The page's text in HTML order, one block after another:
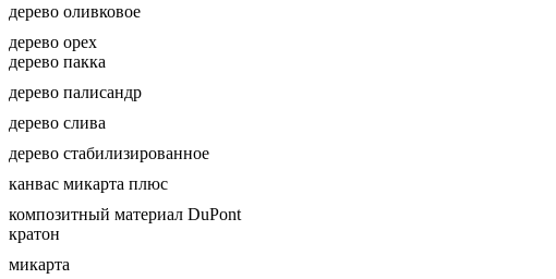
дерево оливковое
дерево орех
дерево пакка
дерево палисандр
дерево слива
дерево стабилизированное
канвас микарта плюс
композитный материал DuPont
кратон
микарта